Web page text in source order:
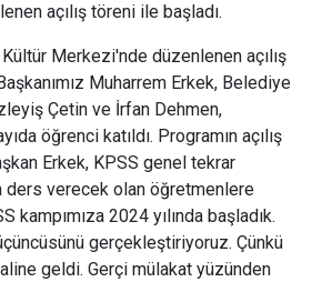
açılış töreni ile başladı.
Merkezi'nde düzenlenen açılış
Muharrem Erkek, Belediye
Çetin ve İrfan Dehmen,
öğrenci katıldı. Programın açılış
Erkek, KPSS genel tekrar
ders verecek olan öğretmenlere
kampımıza 2024 yılında başladık.
üçüncüsünü gerçekleştiriyoruz. Çünkü
geldi. Gerçi mülakat yüzünden